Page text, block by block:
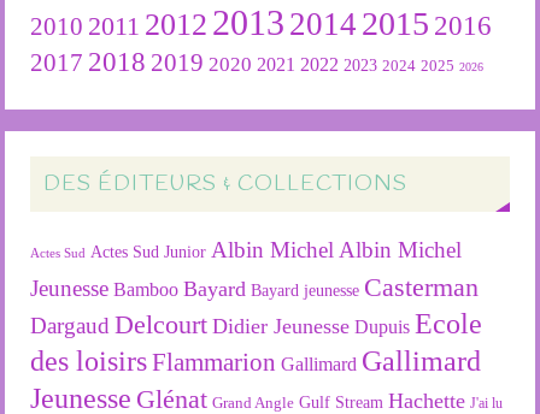
2010 2011 2012 2013 2014 2015 2016
2017 2018 2019 2020 2021 2022 2023 2024 2025 2026
DES ÉDITEURS & COLLECTIONS
Actes Sud Actes Sud Junior Albin Michel Albin Michel
Jeunesse Bamboo Bayard Bayard jeunesse Casterman
Dargaud Delcourt Didier Jeunesse Dupuis Ecole
des loisirsFlammarion Gallimard Gallimard
Jeunesse Glénat Grand Angle Gulf Stream Hachette J'ai lu